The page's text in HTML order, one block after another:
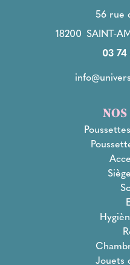
56 rue
18200 SAINT-
03
NOS
Jouets